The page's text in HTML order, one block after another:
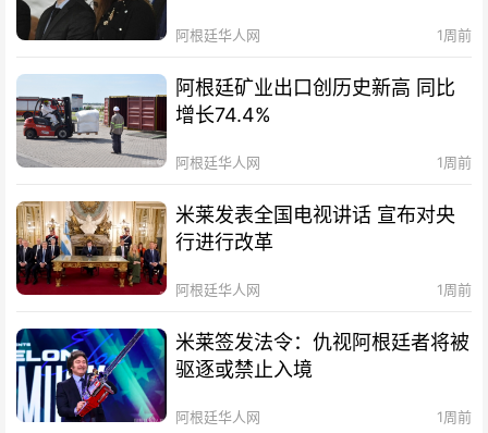
阿根廷华人网 1周前
阿根廷矿业出口创历史新高 同比
增长74.4%
阿根廷华人网 1周前
米莱发表全国电视讲话 宣布对央
行进行改革
阿根廷华人网 1周前
米莱签发法令：仇视阿根廷者将被
驱逐或禁止入境
阿根廷华人网 1周前